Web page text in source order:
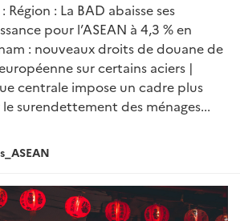
Région : La BAD abaisse ses
pour l’ASEAN à 4,3 % en
: nouveaux droits de douane de
sur certains aciers |
centrale impose un cadre plus
surendettement des ménages...